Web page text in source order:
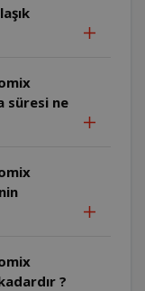
süresi ne
?